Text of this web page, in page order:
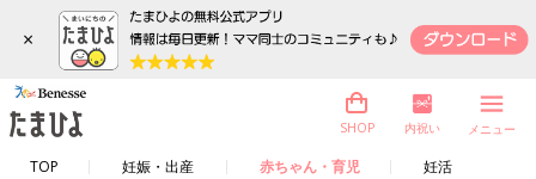
×
TOP 妊娠・出産 赤ちゃん・育児 妊活
SHOP 内祝い メニュー